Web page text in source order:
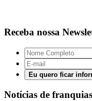
Receba nossa
Eu quero ficar
Notícias de